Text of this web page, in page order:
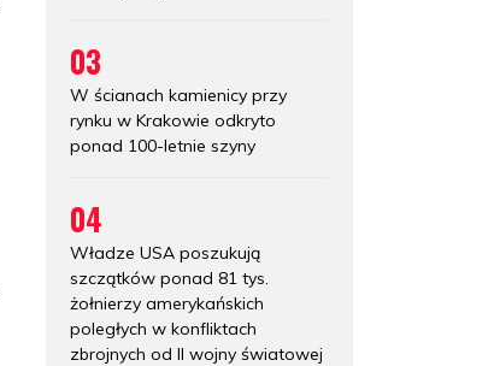
03
W ścianach kamienicy przy
rynku w Krakowie odkryto
ponad 100-letnie szyny
04
Władze USA poszukują
szczątków ponad 81 tys.
żołnierzy amerykańskich
poległych w konfliktach
zbrojnych od II wojny światowej